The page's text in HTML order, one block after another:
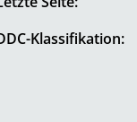
Klassifikation: